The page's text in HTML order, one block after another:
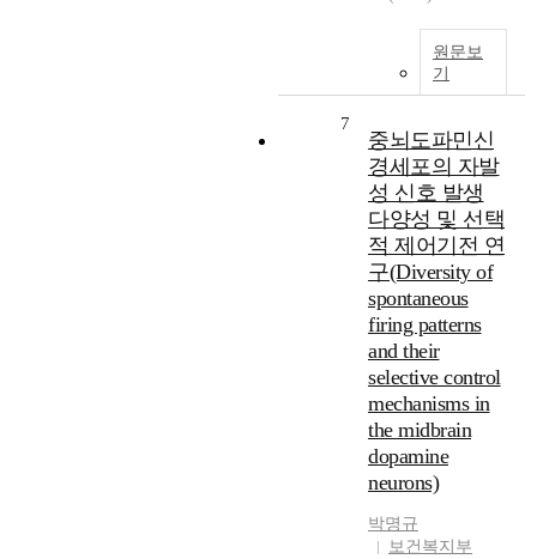
원문보
기
7
중뇌도파민신
경세포의 자발
성 신호 발생
다양성 및 선택
적 제어기전 연
구(Diversity of
spontaneous
firing patterns
and their
selective control
mechanisms in
the midbrain
dopamine
neurons)
박명규
보건복지부